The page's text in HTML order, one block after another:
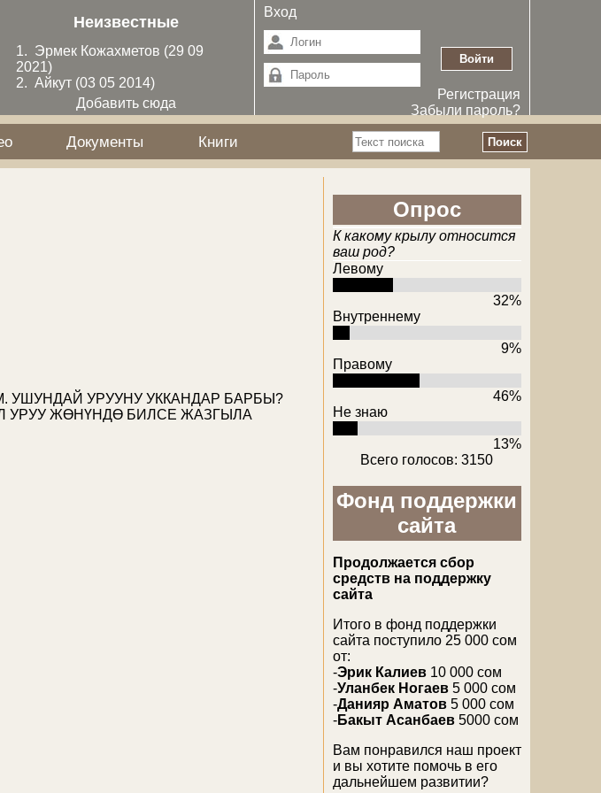
Неизвестные
1. Эрмек Кожахметов (29 09
2021)
2. Айкут (03 05 2014)
Добавить сюда
Вход
Регистрация
Забыли пароль?
Документы Книги Форма поиска
Поиск
Опрос
К какому крылу относится
ваш род?
Левому
32%
Внутреннему
9%
Правому
46%
Не знаю
13%
Всего голосов: 3150
Фонд поддержки
сайта
Продолжается сбор
средств на поддержку
сайта
Итого в фонд поддержки
сайта поступило 25 000 сом
от:
-Эрик Калиев10 000 сом
-Уланбек Ногаев 5 000 сом
-Данияр Аматов5 000 сом
-Бакыт Асанбаев 5000 сом
Вам понравился наш проект
и вы хотите помочь в его
дальнейшем развитии?
УШУНДАЙ УРУУНУ УККАНДАР БАРБЫ?
УРУУ ЖӨНҮНДӨ БИЛСЕ ЖАЗГЫЛА